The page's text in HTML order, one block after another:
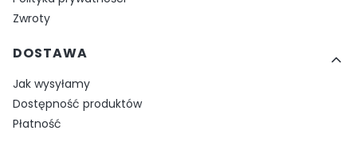
Zwroty
DOSTAWA
Jak wysyłamy
Dostępność produktów
Płatność